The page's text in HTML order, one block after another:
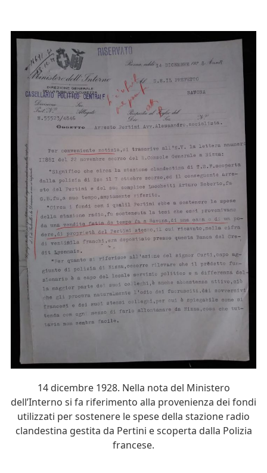
14 dicembre 1928. Nella nota del Ministero
dell’Interno si fa riferimento alla provenienza dei fondi
utilizzati per sostenere le spese della stazione radio
clandestina gestita da Pertini e scoperta dalla Polizia
francese.